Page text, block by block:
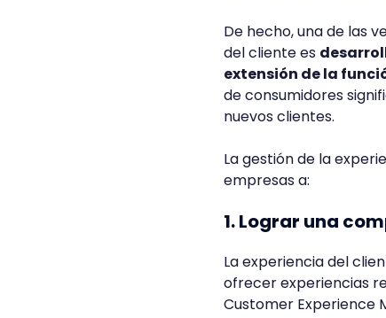
De hecho, una de las
del cliente es
extensión de la
de consumidores
nuevos clientes.
La gestión de la
empresas a:
1. Lograr una
La experiencia del
ofrecer experiencias
Customer Experience